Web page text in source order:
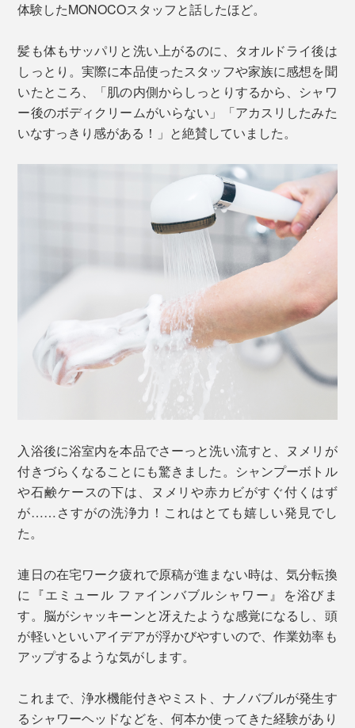
体験したMONOCOスタッフと話したほど。
髪も体もサッパリと洗い上がるのに、タオルドライ後は
しっとり。実際に本品使ったスタッフや家族に感想を聞
いたところ、「肌の内側からしっとりするから、シャワ
ー後のボディクリームがいらない」「アカスリしたみた
いなすっきり感がある！」と絶賛していました。
入浴後に浴室内を本品でさーっと洗い流すと、ヌメリが
付きづらくなることにも驚きました。シャンプーボトル
や石鹸ケースの下は、ヌメリや赤カビがすぐ付くはず
が……さすがの洗浄力！これはとても嬉しい発見でし
た。
連日の在宅ワーク疲れで原稿が進まない時は、気分転換
に『エミュール ファインバブルシャワー』を浴びま
す。脳がシャッキーンと冴えたような感覚になるし、頭
が軽いといいアイデアが浮かびやすいので、作業効率も
アップするような気がします。
これまで、浄水機能付きやミスト、ナノバブルが発生す
るシャワーヘッドなどを、何本か使ってきた経験があり